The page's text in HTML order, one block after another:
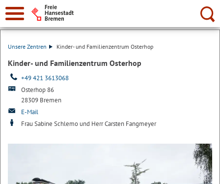
Suche:
Unsere Zentren Kinder- und Familienzentrum Osterhop
Kinder- und Familienzentrum Osterhop
+49 421 3613068
Osterhop 86
28309 Bremen
E-Mail
Frau Sabine Schlemo und Herr Carsten Fangmeyer